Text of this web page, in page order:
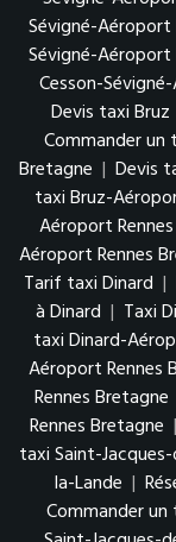
Sévigné-Aéroport
Sévigné-Aéroport
Cesson-
Devis taxi Bruz
Commander un
Bretagne | Devis
taxi Bruz-
Aéroport
Aéroport Rennes
Tarif taxi Dinard |
à Dinard | Taxi
taxi Dinard-
Aéroport Rennes
Rennes Bretagne
Rennes Bretagne |
taxi Saint-
la-Lande |
Commander